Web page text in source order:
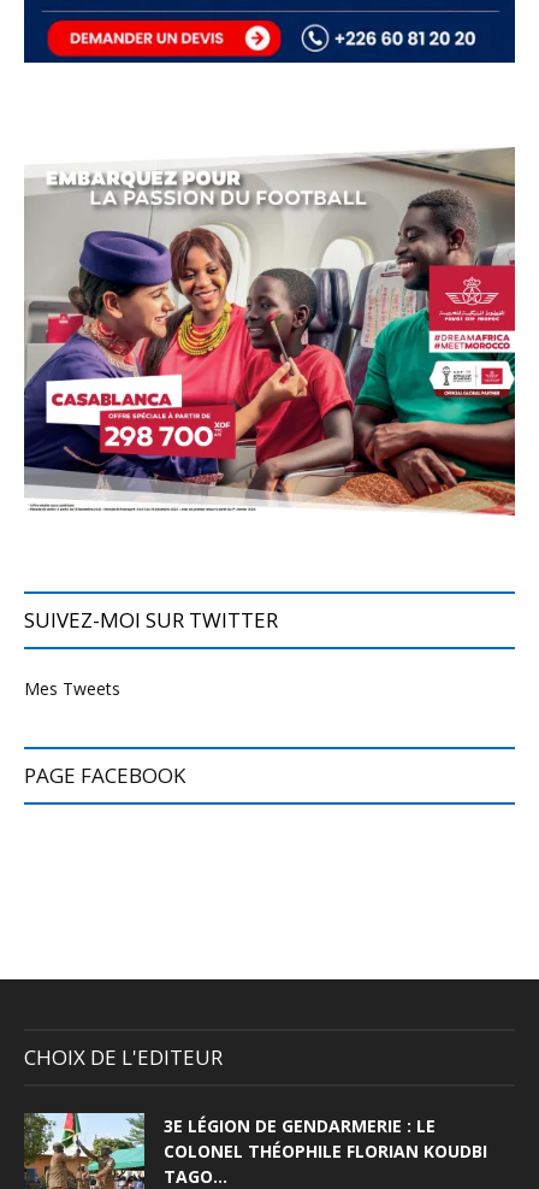
SUIVEZ-MOI SUR TWITTER
Mes Tweets
PAGE FACEBOOK
CHOIX DE L'EDITEUR
3E LÉGION DE GENDARMERIE : LE
COLONEL THÉOPHILE FLORIAN KOUDBI
TAGO...